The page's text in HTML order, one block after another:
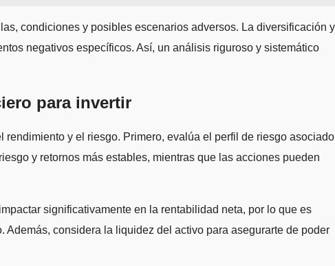
condiciones y posibles escenarios adversos. La diversificación y
negativos específicos. Así, un análisis riguroso y sistemático
para invertir
y el riesgo. Primero, evalúa el perfil de riesgo
y retornos más estables, mientras que las acciones pueden
significativamente en la rentabilidad neta, por lo que es
considera la liquidez del activo para asegurarte de poder